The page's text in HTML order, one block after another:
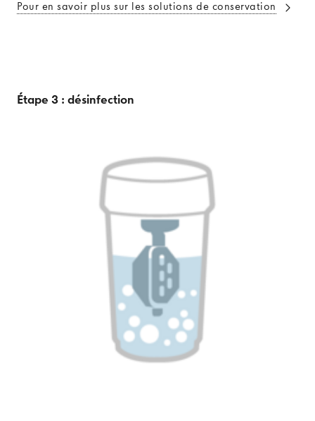
Pour en savoir plus sur les solutions de conservation
Étape 3 : désinfection